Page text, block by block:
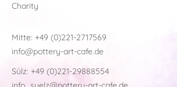
Charity
Mitte: +49 (0)221-2717569
info@pottery-art-cafe.de
Sülz: +49 (0)221-29888554